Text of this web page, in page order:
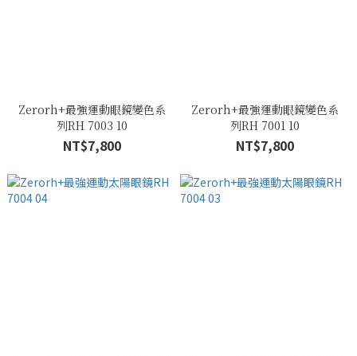
Zerorh+最強運動眼鏡變色系
列RH 7003 10
NT$7,800
Zerorh+最強運動眼鏡變色系
列RH 7001 10
NT$7,800